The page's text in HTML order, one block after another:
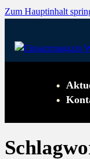
Zum Hauptinhalt